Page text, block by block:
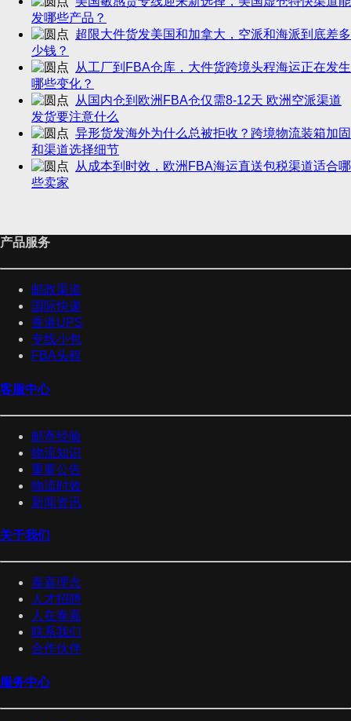
发哪些产品？
超限大件货发美国和加拿大，空派和海派到底差多
少钱？
从工厂到FBA仓库，大件货跨境头程海运正在发生
哪些变化？
从国内仓到欧洲FBA仓仅需8-12天 欧洲空派渠道
发货要注意什么
异形货发海外为什么总被拒收？跨境物流装箱加固
和渠道选择细节
从成本到时效，欧洲FBA海运直送包税渠道适合哪
些卖家
产品服务
邮政渠道
国际快递
香港UPS
专线小包
FBA头程
客服中心
邮寄经验
物流知识
重要公告
物流时效
新闻资讯
关于我们
泰嘉理念
人才招聘
人在泰嘉
联系我们
合作伙伴
服务中心